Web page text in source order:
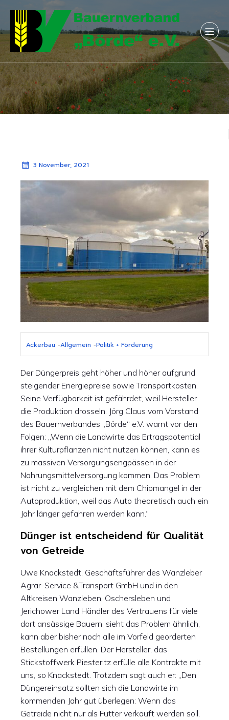
3 November, 2021
Ackerbau -Allgemein -Politik + Förderung
Der Düngerpreis geht höher und höher aufgrund
steigender Energiepreise sowie Transportkosten.
Seine Verfügbarkeit ist gefährdet, weil Hersteller
die Produktion drosseln. Jörg Claus vom Vorstand
des Bauernverbandes „Börde“ e.V. warnt vor den
Folgen: „Wenn die Landwirte das Ertragspotential
ihrer Kulturpflanzen nicht nutzen können, kann es
zu massiven Versorgungsengpässen in der
Nahrungsmittelversorgung kommen. Das Problem
ist nicht zu vergleichen mit dem Chipmangel in der
Autoproduktion, weil das Auto theoretisch auch ein
Jahr länger gefahren werden kann.“
Dünger ist entscheidend für Qualität
von Getreide
Uwe Knackstedt, Geschäftsführer des Wanzleber
Agrar-Service &Transport GmbH und in den
Altkreisen Wanzleben, Oschersleben und
Jerichower Land Händler des Vertrauens für viele
dort ansässige Bauern, sieht das Problem ähnlich,
kann aber bisher noch alle im Vorfeld georderten
Bestellungen erfüllen. Der Hersteller, das
Stickstoffwerk Piesteritz erfülle alle Kontrakte mit
uns, so Knackstedt. Trotzdem sagt auch er: „Den
Düngereinsatz sollten sich die Landwirte im
kommenden Jahr gut überlegen: Wenn das
Getreide nicht nur als Futter verkauft werden soll,